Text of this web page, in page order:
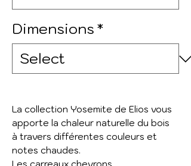
Dimensions*
La collection Yosemite de Elios vous
apporte la chaleur naturelle du bois
à travers différentes couleurs et
notes chaudes.